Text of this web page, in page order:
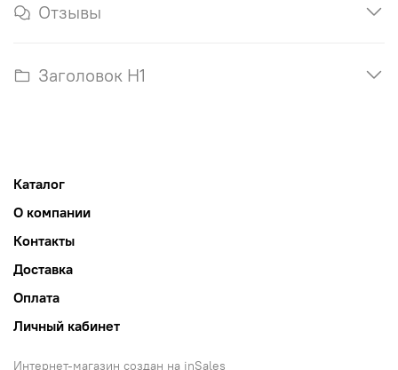
Отзывы
Заголовок H1
Каталог
О компании
Контакты
Доставка
Оплата
Личный кабинет
Интернет-магазин создан на inSales